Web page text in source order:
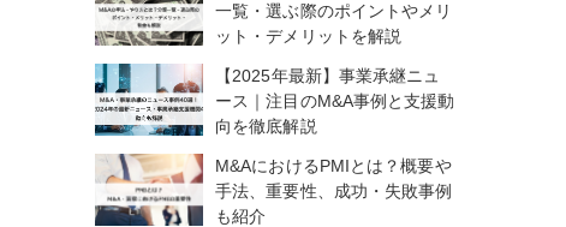
一覧・選ぶ際のポイントやメリ
ット・デメリットを解説
【2025年最新】事業承継ニュ
ース｜注目のM&A事例と支援動
向を徹底解説
M&AにおけるPMIとは？概要や
手法、重要性、成功・失敗事例
も紹介